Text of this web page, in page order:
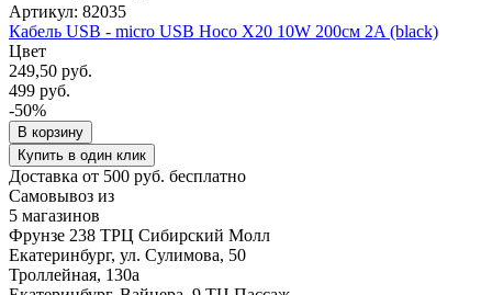
Артикул: 82035
Кабель USB - micro USB Hoco X20 10W 200см 2A (black)
Цвет
249,50 руб.
499 руб.
-50%
В корзину
Купить в один клик
Доставка от 500 руб. бесплатно
Самовывоз из
5 магазинов
Фрунзе 238 ТРЦ Сибирский Молл
Екатеринбург, ул. Сулимова, 50
Троллейная, 130а